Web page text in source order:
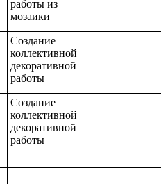
работы из
мозаики
Создание
коллективной
декоративной
работы
Создание
коллективной
декоративной
работы